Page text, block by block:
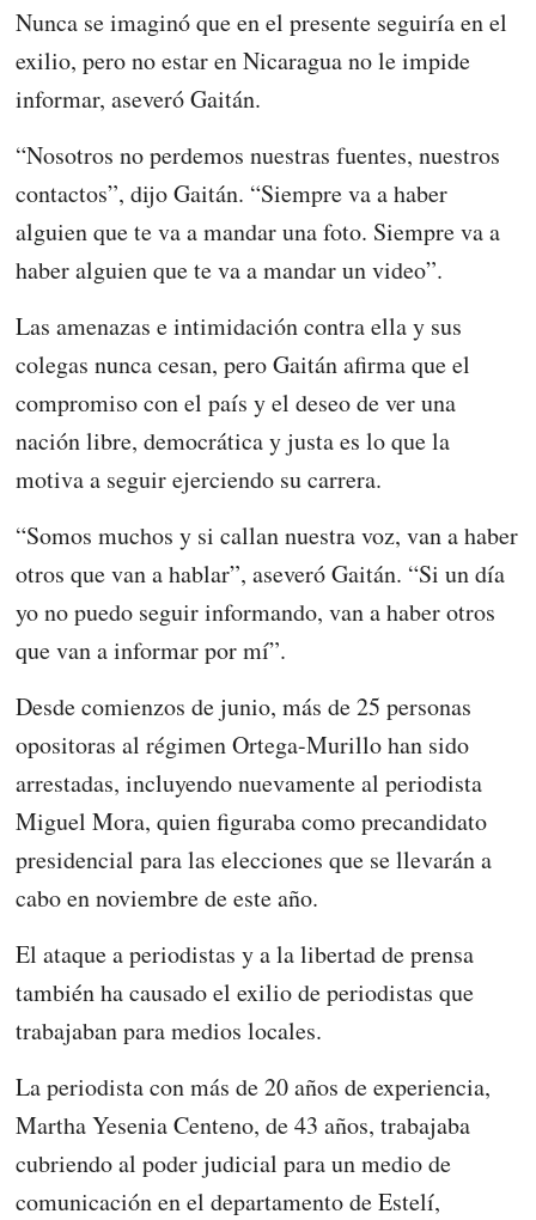
Nunca se imaginó que en el presente seguiría en el
exilio, pero no estar en Nicaragua no le impide
informar, aseveró Gaitán.
“Nosotros no perdemos nuestras fuentes, nuestros
contactos”, dijo Gaitán. “Siempre va a haber
alguien que te va a mandar una foto. Siempre va a
haber alguien que te va a mandar un video”.
Las amenazas e intimidación contra ella y sus
colegas nunca cesan, pero Gaitán afirma que el
compromiso con el país y el deseo de ver una
nación libre, democrática y justa es lo que la
motiva a seguir ejerciendo su carrera.
“Somos muchos y si callan nuestra voz, van a haber
otros que van a hablar”, aseveró Gaitán. “Si un día
yo no puedo seguir informando, van a haber otros
que van a informar por mí”.
Desde comienzos de junio, más de 25 personas
opositoras al régimen Ortega-Murillo han sido
arrestadas, incluyendo nuevamente al periodista
Miguel Mora, quien figuraba como precandidato
presidencial para las elecciones que se llevarán a
cabo en noviembre de este año.
El ataque a periodistas y a la libertad de prensa
también ha causado el exilio de periodistas que
trabajaban para medios locales.
La periodista con más de 20 años de experiencia,
Martha Yesenia Centeno, de 43 años, trabajaba
cubriendo al poder judicial para un medio de
comunicación en el departamento de Estelí,